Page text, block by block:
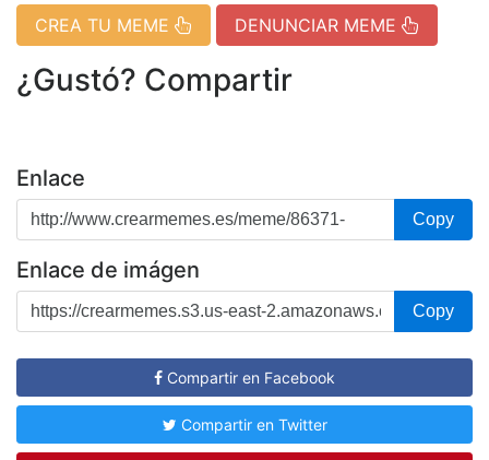
CREA TU MEME DENUNCIAR MEME
¿Gustó? Compartir
Enlace
Copy
Enlace de imágen
Copy
Compartir en Facebook
Compartir en Twitter